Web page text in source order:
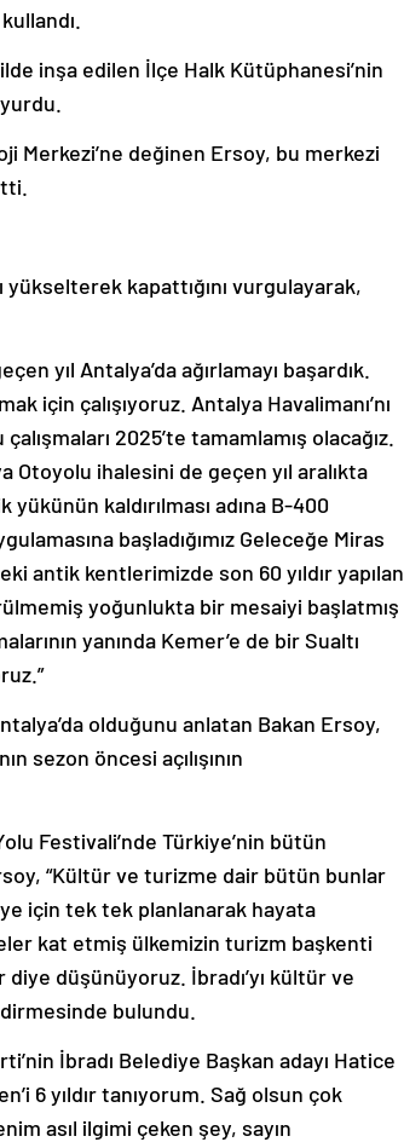
inşa edilen İlçe Halk Kütüphanesi’nin
Merkezi’ne değinen Ersoy, bu merkezi
yükselterek kapattığını vurgulayarak,
yıl Antalya’da ağırlamayı başardık.
için çalışıyoruz. Antalya Havalimanı’nı
2025’te tamamlamış olacağız.
ihalesini de geçen yıl aralıkta
kaldırılması adına B-400
başladığımız Geleceğe Miras
antik kentlerimizde son 60 yıldır yapılan
yoğunlukta bir mesaiyi başlatmış
yanında Kemer’e de bir Sualtı
olduğunu anlatan Bakan Ersoy,
sezon öncesi açılışının
Festivali’nde Türkiye’nin bütün
“Kültür ve turizme dair bütün bunlar
için tek tek planlanarak hayata
kat etmiş ülkemizin turizm başkenti
diye düşünüyoruz. İbradı’yı kültür ve
bulundu.
İbradı Belediye Başkan adayı Hatice
6 yıldır tanıyorum. Sağ olsun çok
asıl ilgimi çeken şey, sayın